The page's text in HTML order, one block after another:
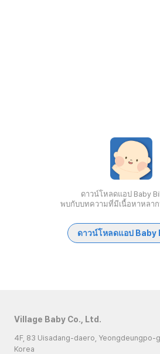
ดาวน์โหลดแอป Baby
พบกับบทความที่มีเนื้อหาหลา
ดาวน์โหลดแอป Baby
Village Baby Co., Ltd.
4F, 83 Uisadang-daero, Yeongdeungpo-
Korea